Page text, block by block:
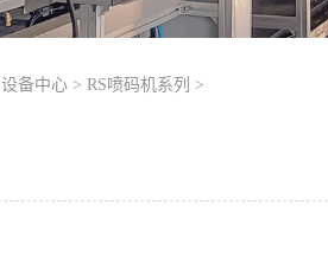
设备中心> RS喷码机系列 >